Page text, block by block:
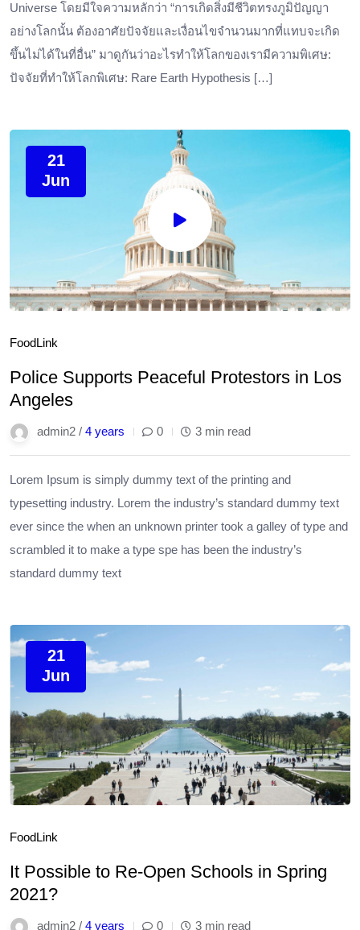
Universe โดยมีใจความหลักว่า “การเกิดสิ่งมีชีวิตทรงภูมิปัญญา
อย่างโลกนั้น ต้องอาศัยปัจจัยและเงื่อนไขจำนวนมากที่แทบจะเกิด
ขึ้นไม่ได้ในที่อื่น” มาดูกันว่าอะไรทำให้โลกของเรามีความพิเศษ:
ปัจจัยที่ทำให้โลกพิเศษ: Rare Earth Hypothesis […]
21
Jun
FoodLink
Police Supports Peaceful Protestors in Los
Angeles
admin2 / 4 years 0 3 min read
Lorem Ipsum is simply dummy text of the printing and
typesetting industry. Lorem the industry’s standard dummy text
ever since the when an unknown printer took a galley of type and
scrambled it to make a type spe has been the industry’s
standard dummy text
21
Jun
FoodLink
It Possible to Re-Open Schools in Spring
2021?
admin2 / 4 years 0 3 min read